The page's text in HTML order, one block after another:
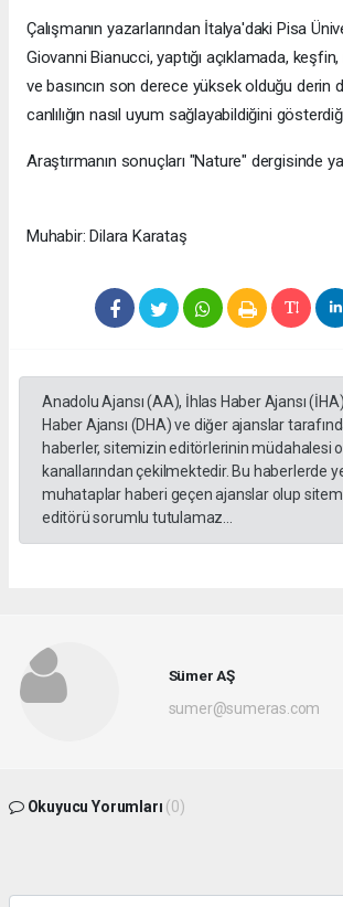
Çalışmanın yazarlarından İtalya'daki Pisa
Giovanni Bianucci, yaptığı açıklamada, keşfin,
ve basıncın son derece yüksek olduğu derin
canlılığın nasıl uyum sağlayabildiğini
Araştırmanın sonuçları "Nature" dergisinde
Muhabir: Dilara Karataş
Anadolu Ajansı (AA), İhlas Haber Ajansı
Haber Ajansı (DHA) ve diğer ajanslar
haberler, sitemizin editörlerinin müdahalesi
kanallarından çekilmektedir. Bu haberlerde
muhataplar haberi geçen ajanslar olup
editörü sorumlu tutulamaz...
Sümer AŞ
sumer@sumeras.com
Okuyucu Yorumları (0)